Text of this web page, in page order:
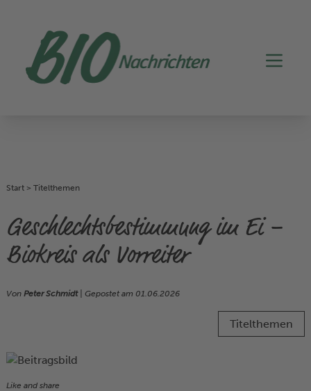
Start > Titelthemen
Geschlechtsbestimmung im Ei –
Biokreis als Vorreiter
Von Peter Schmidt| Gepostet am 01.06.2026
Titelthemen
Like and share